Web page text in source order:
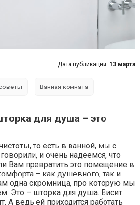
для душа – это
то есть в ванной, мы с
и очень надеемся, что
Вам превратить это помещение в
– как душевного, так и
одна скромница, про которую мы
Это – шторка для душа. Висит
А ведь ей приходится работать
Дата публикации: 13 марта
Ванная комната